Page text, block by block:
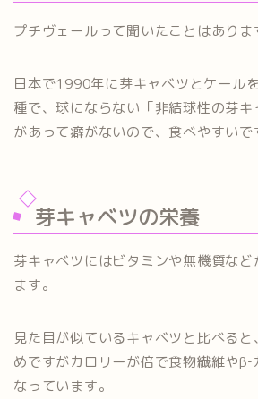
プチヴェールって聞いたことはありま
日本で1990年に芽キャベツとケール
種で、球にならない「非結球性の芽
があって癖がないので、食べやすいで
芽キャベツの栄養
芽キャベツにはビタミンや無機質な
ます。
見た目が似ているキャベツと比べる
めですがカロリーが倍で食物繊維やβ‐
なっています。